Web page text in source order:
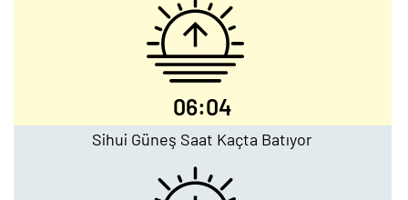
06:04
Sihui Güneş Saat Kaçta Batıyor